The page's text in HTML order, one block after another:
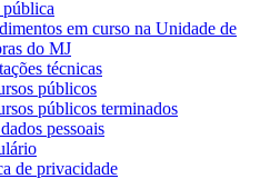
em curso na Unidade de
do MJ
técnicas
públicos
públicos terminados
pessoais
de privacidade